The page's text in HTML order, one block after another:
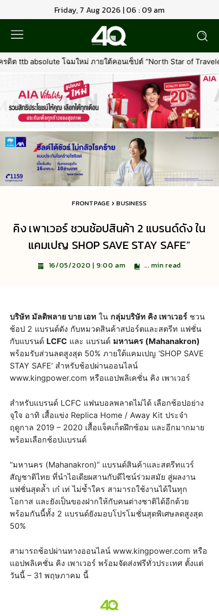
Friday, 7 Aug 2026 | 06 : 09 am
ม่ ภายใต้คอนเซ็ปต์ “North Star of Traveler” พร้อมเพิ่มเอกสิทธิ์ใ
FRONTPAGE BUSINESS
คิง เพาเวอร์ ชวนช้อปสินค้า 2 แบรนด์ดัง ใน
แคมเปญ SHOP SAVE STAY SAFE”
16/05/2020 | 9:00 am ... min read
บริษัท มัลติพลาย บาย เอท ใน กลุ่มบริษัท คิง เพาเวอร์ ชวน
ช้อป 2 แบรนด์ดัง กับหมวดสินค้าสปอร์ตและสตรีท แฟชั่น
กับแบรนด์ LCFC และ แบรนด์ มหานคร (Mahanakron)
พร้อมรับส่วนลดสูงสุด 50% ภายใต้แคมเปญ ‘SHOP SAVE
STAY SAFE’ สำหรับช้อปผ่านออนไลน์
www.kingpower.com หรือแอปพลิเคชั่น คิง เพาเวอร์
สำหรับแบรนด์ LCFC แฟนบอลพลาดไม่ได้ เลือกช้อปอย่าง
จุใจ อาทิ เสื้อแข่ง Replica Home / Away Kit ประจำ
ฤดูกาล 2019 – 2020 เสื้อแจ็คเก็ตฝึกซ้อม และอีกมากมาย
พร้อมเลือกช้อปแบรนด์
“มหานคร (Mahanakron)” แบรนด์สินค้าและสตรีทแวร์
สัญชาติไทย ที่นำไอเดียผสานกับดีไซน์ร่วมสมัย สู่ผลงาน
แฟชั่นสุดล้ำ เก๋ เท่ ไม่ซ้ำใคร สามารถใช้งานได้ในทุก
โอกาส และยังเป็นของฝากให้กับคนต่างชาติได้อีกด้วย
พร้อมกันนี้ทั้ง 2 แบรนด์ยังมอบโปรโมชั่นสุดพิเศษลดสูงสุด
50%
สามารถช้อปผ่านทางออนไลน์ www.kingpower.com หรือ
แอปพลิเคชั่น คิง เพาเวอร์ พร้อมจัดส่งฟรีทั่วประเทศ ตั้งแต่
วันนี้ – 31 พฤษภาคม นี้